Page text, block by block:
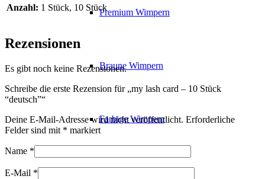
Premium Wimpern
Braune Wimpern
Farbige Wimpern
Anzahl: 1 Stück, 10 Stück
Rezensionen
Es gibt noch keine Rezensionen.
Schreibe die erste Rezension für „my lash card – 10 Stück
“deutsch”“
Deine E-Mail-Adresse wird nicht veröffentlicht. Erforderliche
Felder sind mit * markiert
Name *
E-Mail *